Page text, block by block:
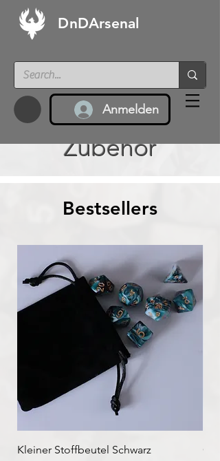
DnDArsenal
Anmelden
Zubehör
Bestsellers
Kleiner Stoffbeutel Schwarz